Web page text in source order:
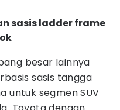
sasis ladder frame
besar lainnya
sasis tangga
untuk segmen SUV